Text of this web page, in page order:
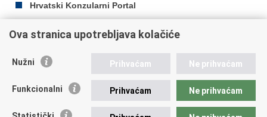
Hrvatski Konzularni Portal
Ispiši
Podijeli
Facebooku
Twitteru
Republika Hrvatska
Ova stranica upotrebljava kolačiće
Nužni Prihvaćam Ne prihvaćam
Funkcionalni Prihvaćam Ne prihvaćam